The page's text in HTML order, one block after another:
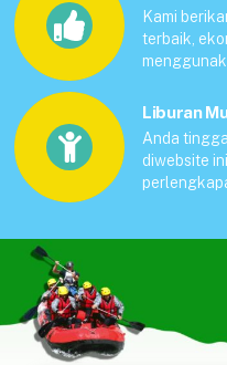
Kami
terbaik,
Liburan
Anda
diwebsite